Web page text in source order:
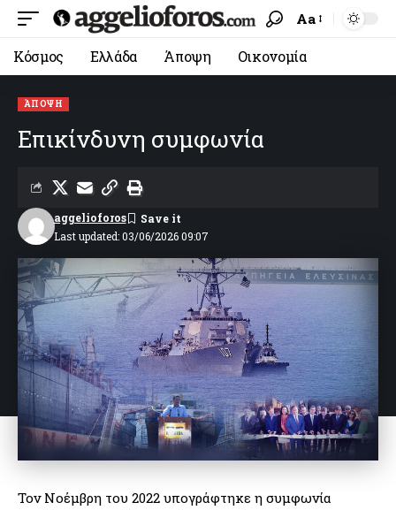
Aa
Κόσμος Ελλάδα Άποψη Οικονομία
ΆΠΟΨΗ
Επικίνδυνη συμφωνία
Last updated: 03/06/2026 09:07
aggelioforos
Τον Νοέμβρη του 2022 υπογράφτηκε η συμφωνία